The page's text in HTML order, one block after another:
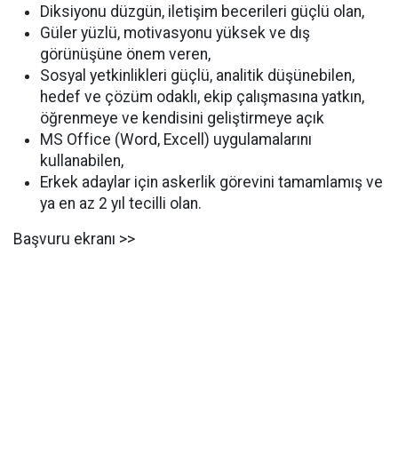
Diksiyonu düzgün, iletişim becerileri güçlü olan,
Güler yüzlü, motivasyonu yüksek ve dış
görünüşüne önem veren,
Sosyal yetkinlikleri güçlü, analitik düşünebilen,
hedef ve çözüm odaklı, ekip çalışmasına yatkın,
öğrenmeye ve kendisini geliştirmeye açık
MS Office (Word, Excell) uygulamalarını
kullanabilen,
Erkek adaylar için askerlik görevini tamamlamış ve
ya en az 2 yıl tecilli olan.
Başvuru ekranı >>